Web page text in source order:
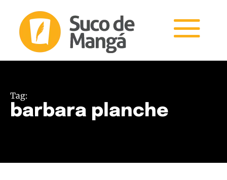
Tag:
barbara planche